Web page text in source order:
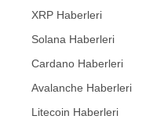
XRP Haberleri
Solana Haberleri
Cardano Haberleri
Avalanche Haberleri
Litecoin Haberleri